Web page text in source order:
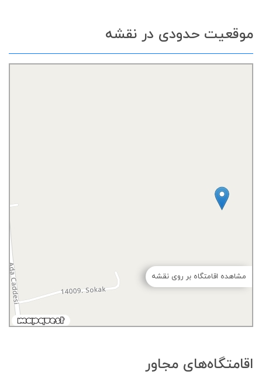
موقعیت حدودی در نقشه
مشاهده اقامتگاه بر روی نقشه
اقامتگاه‌های مجاور